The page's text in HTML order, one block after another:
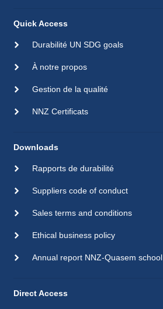
Quick Access
Durabilité UN SDG goals
À notre propos
Gestion de la qualité
NNZ Certificats
Downloads
Rapports de durabilité
Suppliers code of conduct
Sales terms and conditions
Ethical business policy
Annual report NNZ-Quasem school
Direct Access